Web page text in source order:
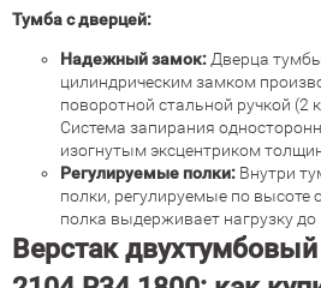
Тумба с дверцей:
Надежный замок: Дверца
цилиндрическим замком
поворотной стальной ручкой (2
Система запирания
изогнутым эксцентриком
Регулируемые полки: Внутри
полки, регулируемые по
полка выдерживает нагрузку до
Верстак двухтумбовый